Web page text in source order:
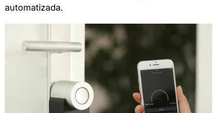
automatizada.